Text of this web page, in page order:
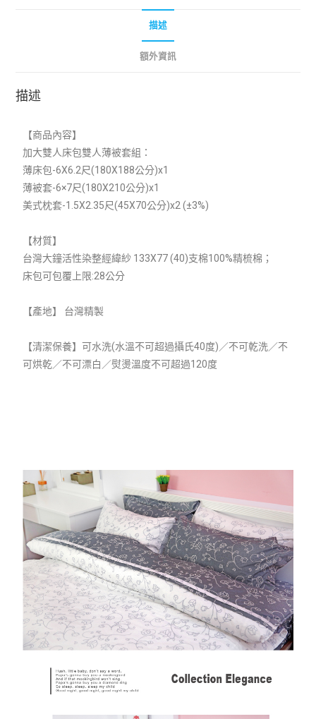
描述
額外資訊
描述
【商品內容】
加大雙人床包雙人薄被套組：
薄床包-6X6.2尺(180X188公分)x1
薄被套-6×7尺(180X210公分)x1
美式枕套-1.5X2.35尺(45X70公分)x2 (±3%)
【材質】
台灣大鐘活性染整經緯紗 133X77 (40)支棉100%精梳棉；
床包可包覆上限:28公分
【產地】 台灣精製
【清潔保養】可水洗(水溫不可超過攝氏40度)／不可乾洗／不
可烘乾／不可漂白／熨燙溫度不可超過120度